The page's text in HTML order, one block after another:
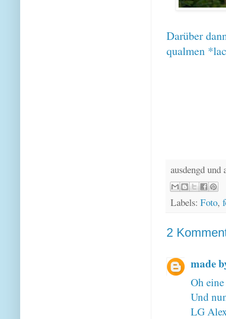
Darüber
qualmen
ausdengd
Labels: Foto,
2
made
Oh
Und
LG